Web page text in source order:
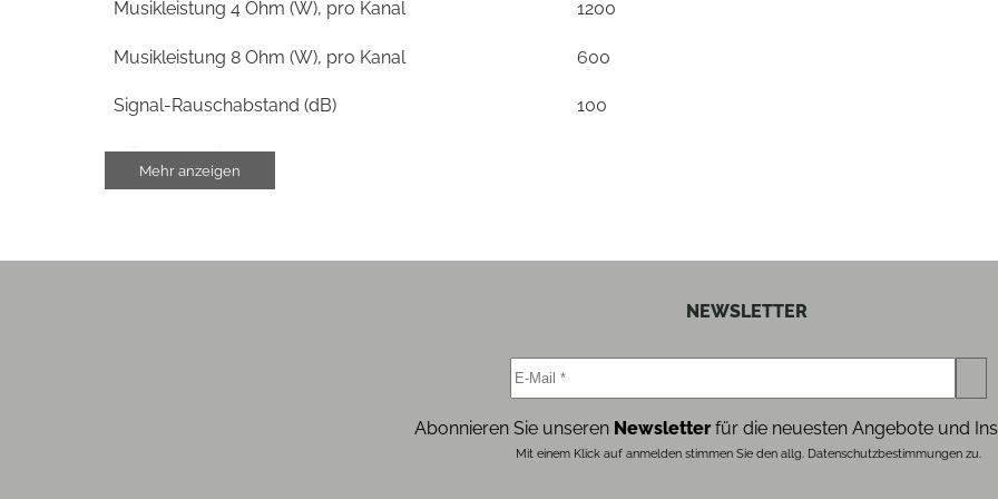
Musikleistung 4 Ohm (W), pro Kanal 1200
Musikleistung 8 Ohm (W), pro Kanal 600
Signal-Rauschabstand (dB) 100
MP3 kompatibel
ja
Mehr anzeigen
NEWSLETTER
Abonnieren Sie unseren Newsletterfür die neuesten Angebote und
Mit einem Klick auf anmelden stimmen Sie den allg. Datenschutzbestimmungen zu.